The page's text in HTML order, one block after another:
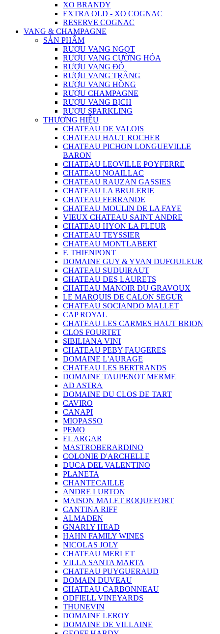
XO BRANDY
EXTRA OLD - XO COGNAC
RESERVE COGNAC
VANG & CHAMPAGNE
SẢN PHẨM
RƯỢU VANG NGỌT
RƯỢU VANG CƯỜNG HÓA
RƯỢU VANG ĐỎ
RƯỢU VANG TRẮNG
RƯỢU VANG HỒNG
RƯỢU CHAMPAGNE
RƯỢU VANG BỊCH
RƯỢU SPARKLING
THƯƠNG HIỆU
CHATEAU DE VALOIS
CHATEAU HAUT ROCHER
CHATEAU PICHON LONGUEVILLE
BARON
CHATEAU LEOVILLE POYFERRE
CHATEAU NOAILLAC
CHATEAU RAUZAN GASSIES
CHATEAU LA BRULERIE
CHATEAU FERRANDE
CHATEAU MOULIN DE LA FAYE
VIEUX CHATEAU SAINT ANDRE
CHATEAU HYON LA FLEUR
CHATEAU TEYSSIER
CHATEAU MONTLABERT
F. THIENPONT
DOMAINE GUY & YVAN DUFOULEUR
CHATEAU SUDUIRAUT
CHATEAU DES LAURETS
CHATEAU MANOIR DU GRAVOUX
LE MARQUIS DE CALON SEGUR
CHATEAU SOCIANDO MALLET
CAP ROYAL
CHATEAU LES CARMES HAUT BRION
CLOS FOURTET
SIBILIANA VINI
CHATEAU PEBY FAUGERES
DOMAINE L'AURAGE
CHATEAU LES BERTRANDS
DOMAINE TAUPENOT MERME
AD ASTRA
DOMAINE DU CLOS DE TART
CAVIRO
CANAPI
MIOPASSO
PEMO
EL ARGAR
MASTROBERARDINO
COLONIE D'ARCHELLE
DUCA DEL VALENTINO
PLANETA
CHANTECAILLE
ANDRE LURTON
MAISON MALET ROQUEFORT
CANTINA RIFF
ALMADEN
GNARLY HEAD
HAHN FAMILY WINES
NICOLAS JOLY
CHATEAU MERLET
VILLA SANTA MARTA
CHATEAU PUYGUERAUD
DOMAIN DUVEAU
CHATEAU CARBONNEAU
ODFIELL VINEYARDS
THUNEVIN
DOMAINE LEROY
DOMAINE DE VILLAINE